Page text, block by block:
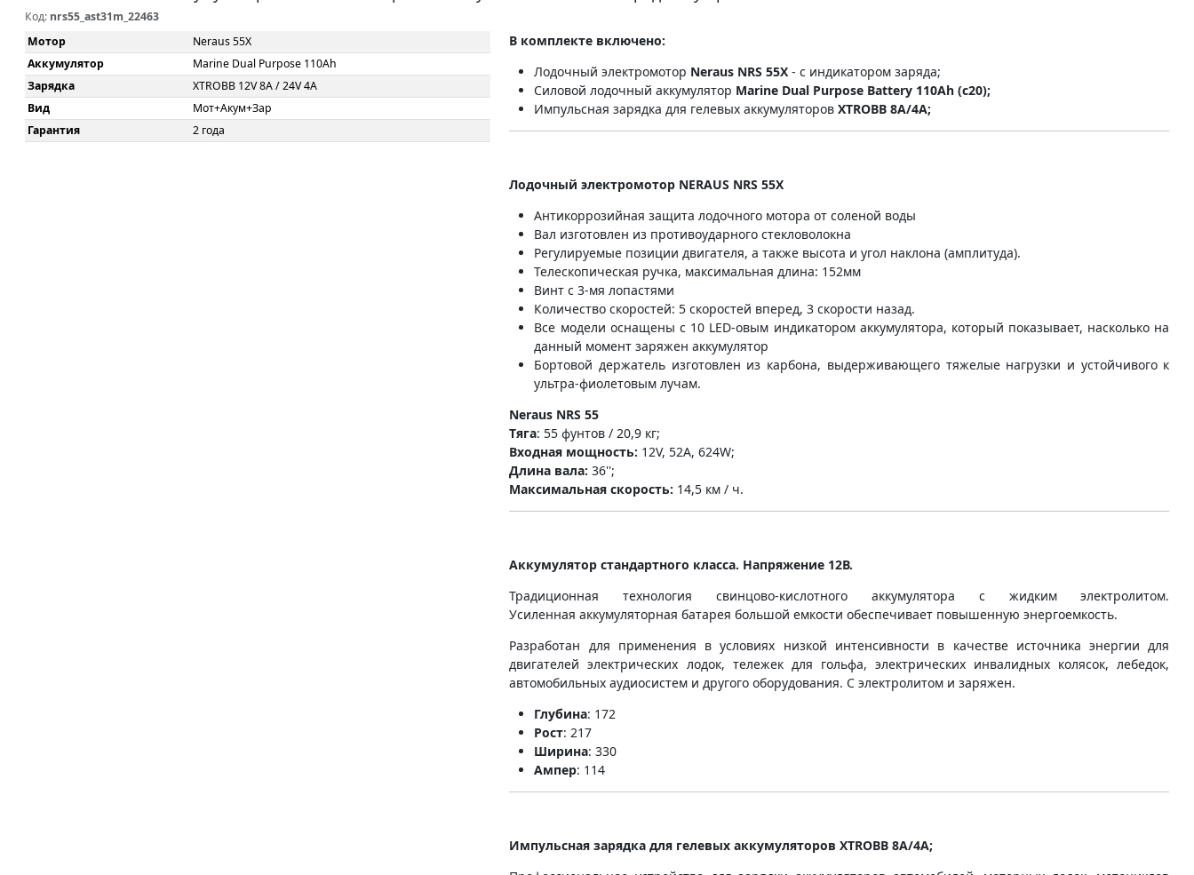
Код: nrs55_ast31m_22463
Мотор
Neraus 55X
Аккумулятор
Marine Dual Purpose 110Ah
Зарядка
XTROBB 12V 8A / 24V 4A
Вид
Мот+Акум+Зар
Гарантия
2 года
В комплекте включено:
Лодочный электромотор Neraus NRS 55X - с индикатором заряда;
Силовой лодочный аккумулятор Marine Dual Purpose Battery 110Ah (c20);
Импульсная зарядка для гелевых аккумуляторовXTROBB 8A/4A;
Лодочный электромотор NERAUS NRS 55X
Антикоррозийная защита лодочного мотора от соленой воды
Вал изготовлен из противоударного стекловолокна
Регулируемые позиции двигателя, а также высота и угол наклона (амплитуда).
Телескопическая ручка, максимальная длина: 152мм
Винт с 3-мя лопастями
Количество скоростей: 5 скоростей вперед, 3 скорости назад.
Все модели оснащены с 10 LED-овым индикатором аккумулятора, который показывает, насколько на
данный момент заряжен аккумулятор
Бортовой держатель изготовлен из карбона, выдерживающего тяжелые нагрузки и устойчивого к
ультра-фиолетовым лучам.
Neraus NRS 55
Тяга: 55 фунтов / 20,9 кг;
Входная мощность: 12V, 52A, 624W;
Длина вала: 36'';
Максимальная скорость: 14,5 км / ч.
Аккумулятор стандартного класса. Напряжение 12В.
Традиционная технология свинцово-кислотного аккумулятора с жидким электролитом.
Усиленная аккумуляторная батарея большой емкости обеспечивает повышенную энергоемкость.
Разработан для применения в условиях низкой интенсивности в качестве источника энергии для
двигателей электрических лодок, тележек для гольфа, электрических инвалидных колясок, лебедок,
автомобильных аудиосистем и другого оборудования. С электролитом и заряжен.
Глубина: 172
Рост: 217
Ширина: 330
Ампер: 114
Импульсная зарядка для гелевых аккумуляторов XTROBB 8A/4A;